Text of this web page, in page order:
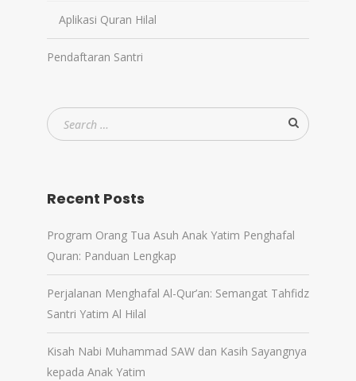
Aplikasi Quran Hilal
Pendaftaran Santri
Recent Posts
Program Orang Tua Asuh Anak Yatim Penghafal
Quran: Panduan Lengkap
Perjalanan Menghafal Al-Qur’an: Semangat Tahfidz
Santri Yatim Al Hilal
Kisah Nabi Muhammad SAW dan Kasih Sayangnya
kepada Anak Yatim